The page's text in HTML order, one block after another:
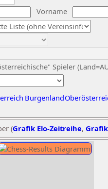
Vorname
Spieler
Burgenland
(Grafik Elo-Zeitreihe,